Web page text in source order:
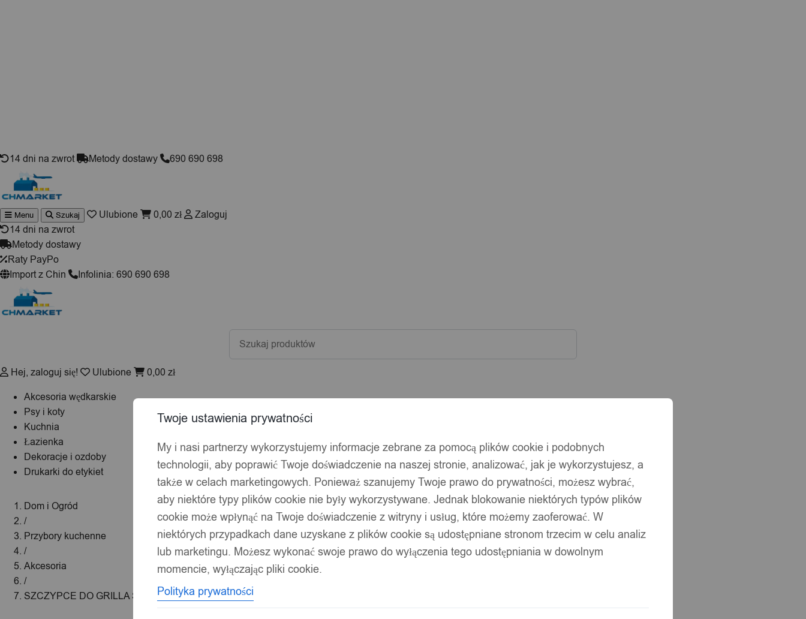
14 dni na zwrot Metody dostawy 690 690 698
Menu Szukaj Ulubione 0,00 zł
Zaloguj
14 dni na zwrot
Metody dostawy
Raty PayPo
Import z Chin
Infolinia: 690 690 698
Wyszukiwarka
produktów
Hej, zaloguj się! Ulubione 0,00 zł
Akcesoria wędkarskie
Psy i koty
Kuchnia
Łazienka
Dekoracje i ozdoby
Drukarki do etykiet
Dom i Ogród
/
Przybory kuchenne
/
Akcesoria
/
SZCZYPCE DO GRILLA Stal 430 NIERDZEWNA XXL 45cm
Twoje ustawienia prywatności
My i nasi partnerzy wykorzystujemy informacje zebrane za pomocą plików cookie i podobnych
technologii, aby poprawić Twoje doświadczenie na naszej stronie, analizować, jak je wykorzystujesz, a
także w celach marketingowych. Ponieważ szanujemy Twoje prawo do prywatności, możesz wybrać,
aby niektóre typy plików cookie nie były wykorzystywane. Jednak blokowanie niektórych typów plików
cookie może wpłynąć na Twoje doświadczenie z witryny i usług, które możemy zaoferować. W
niektórych przypadkach dane uzyskane z plików cookie są udostępniane stronom trzecim w celu analiz
lub marketingu. Możesz wykonać swoje prawo do wyłączenia tego udostępniania w dowolnym
momencie, wyłączając pliki cookie.
Polityka prywatności